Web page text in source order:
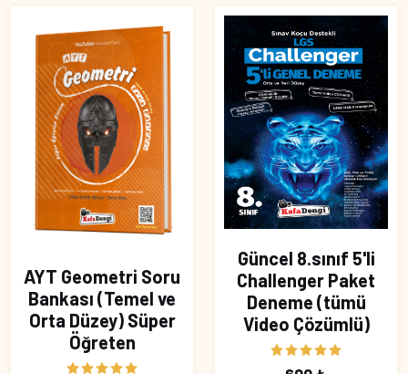
AYT Geometri Soru
Bankası (Temel ve
Orta Düzey) Süper
Öğreten
Güncel 8.sınıf 5'li
Challenger Paket
Deneme (tümü
Video Çözümlü)